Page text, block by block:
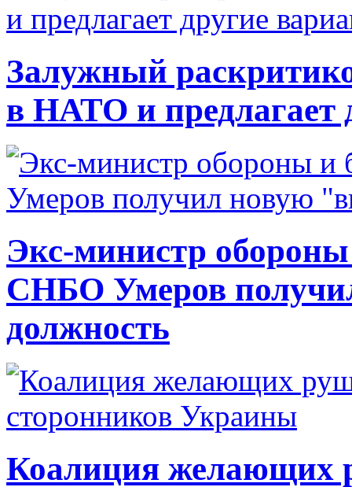
Залужный
в НАТО и предлагает
Экс-министр
СНБО Умеров
должность
Коалиция желающих